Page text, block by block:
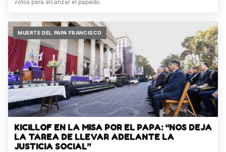
votos para alcanzar el papado.
MUERTE DEL PAPA FRANCISCO
KICILLOF EN LA MISA POR EL PAPA: “NOS DEJA
LA TAREA DE LLEVAR ADELANTE LA
JUSTICIA SOCIAL”